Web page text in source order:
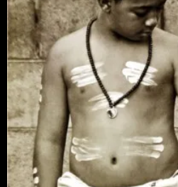
Contact / Tirages
Liens